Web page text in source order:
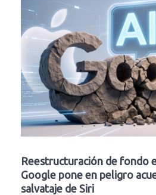
Reestructuración de fondo
Google pone en peligro
salvataje de Siri